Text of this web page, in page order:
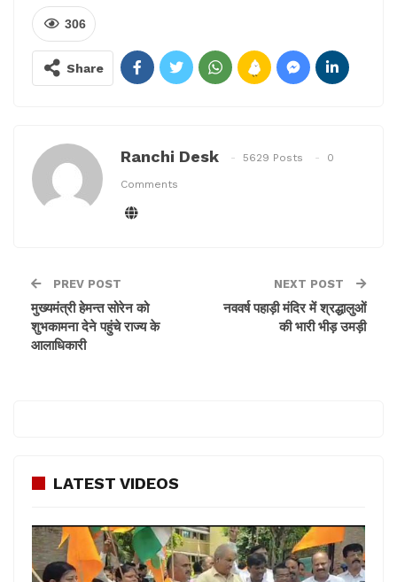
306
Share
Ranchi Desk 5629 Posts 0
Comments
PREV POST
मुख्यमंत्री हेमन्त सोरेन को
शुभकामना देने पहुंचे राज्य के
आलाधिकारी
NEXT POST
नववर्ष पहाड़ी मंदिर में श्रद्धालुओं
की भारी भीड़ उमड़ी
LATEST VIDEOS